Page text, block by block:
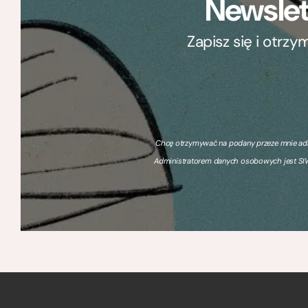
Zapisz się i
Chcę otrzymywać na podany przeze mnie
Administratorem danych osobowych jest